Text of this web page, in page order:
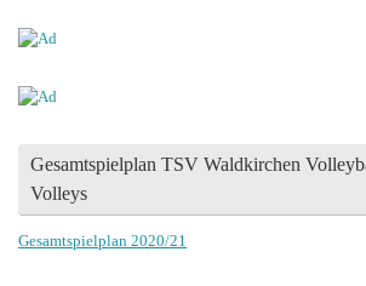
Gesamtspielplan TSV Waldkirchen
Volleys
Gesamtspielplan 2020/21